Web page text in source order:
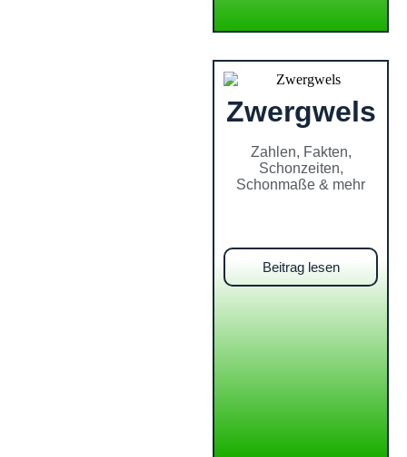
Zwergwels
Zahlen, Fakten,
Schonzeiten,
Schonmaße & mehr
Beitrag lesen